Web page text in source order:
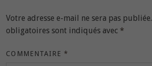
Votre adresse e-mail ne sera pas publiée.
obligatoires sont indiqués avec *
COMMENTAIRE*